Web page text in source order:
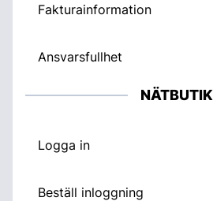
Fakturainformation
Ansvarsfullhet
NÄTBUTIK
Logga in
Beställ inloggning